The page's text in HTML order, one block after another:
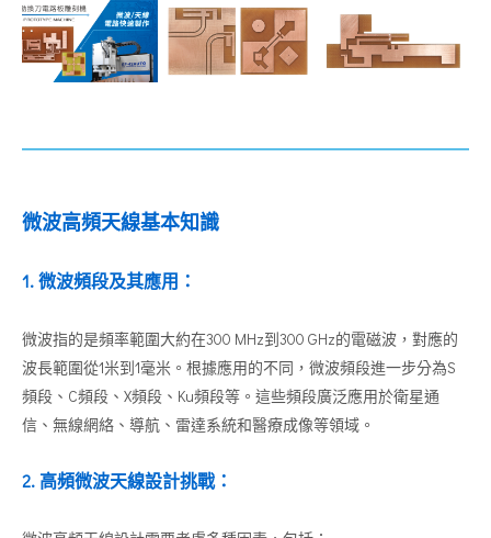
微波高頻天線基本知識
1. 微波頻段及其應用：
微波指的是頻率範圍大約在300 MHz到300 GHz的電磁波，對應的
波長範圍從1米到1毫米。根據應用的不同，微波頻段進一步分為S
頻段、C頻段、X頻段、Ku頻段等。這些頻段廣泛應用於衛星通
信、無線網絡、導航、雷達系統和醫療成像等領域。
2. 高頻微波天線設計挑戰：